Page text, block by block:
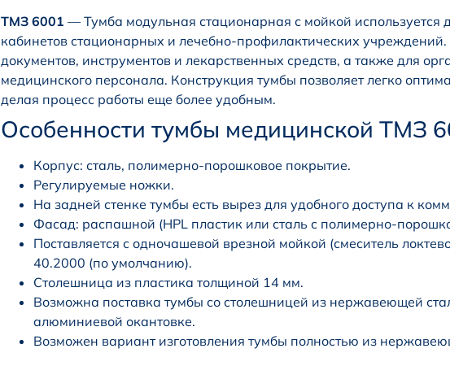
ТМЗ 6001 — Тумба модульная стационарная с мойкой
кабинетов стационарных и лечебно-профилактических
документов, инструментов и лекарственных средств, а также для
медицинского персонала. Конструкция тумбы позволяет легко
делая процесс работы еще более удобным.
Особенности тумбы медицинской ТМЗ
Корпус: сталь, полимерно-порошковое покрытие.
Регулируемые ножки.
На задней стенке тумбы есть вырез для удобного доступа к
Фасад: распашной (HPL пластик или сталь с полимерно-
Поставляется с одночашевой врезной мойкой (смеситель
40.2000 (по умолчанию).
Столешница из пластика толщиной 14 мм.
Возможна поставка тумбы со столешницей из нержавеющей
алюминиевой окантовке.
Возможен вариант изготовления тумбы полностью из